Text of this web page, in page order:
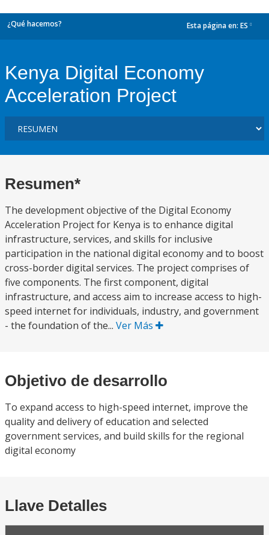
¿Qué hacemos? Esta página en: ES
Kenya Digital Economy
Acceleration Project
Resumen*
The development objective of the Digital Economy
Acceleration Project for Kenya is to enhance digital
infrastructure, services, and skills for inclusive
participation in the national digital economy and to boost
cross-border digital services. The project comprises of
five components. The first component, digital
infrastructure, and access aim to increase access to high-
speed internet for individuals, industry, and government
- the foundation of the... Ver Más
Objetivo de desarrollo
To expand access to high-speed internet, improve the
quality and delivery of education and selected
government services, and build skills for the regional
digital economy
Llave Detalles